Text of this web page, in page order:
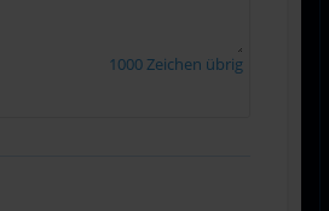
1000Zeichen übrig